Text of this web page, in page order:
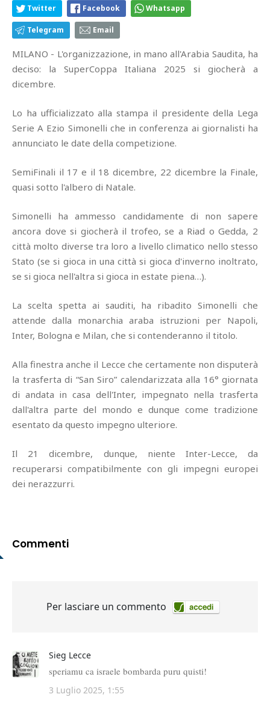
Twitter Facebook Whatsapp
Telegram Email
MILANO - L'organizzazione, in mano all'Arabia Saudita, ha
deciso: la SuperCoppa Italiana 2025 si giocherà a
dicembre.
Lo ha ufficializzato alla stampa il presidente della Lega
Serie A Ezio Simonelli che in conferenza ai giornalisti ha
annunciato le date della competizione.
SemiFinali il 17 e il 18 dicembre, 22 dicembre la Finale,
quasi sotto l'albero di Natale.
Simonelli ha ammesso candidamente di non sapere
ancora dove si giocherà il trofeo, se a Riad o Gedda, 2
città molto diverse tra loro a livello climatico nello stesso
Stato (se si gioca in una città si gioca d'inverno inoltrato,
se si gioca nell'altra si gioca in estate piena…).
La scelta spetta ai sauditi, ha ribadito Simonelli che
attende dalla monarchia araba istruzioni per Napoli,
Inter, Bologna e Milan, che si contenderanno il titolo.
Alla finestra anche il Lecce che certamente non disputerà
la trasferta di “San Siro” calendarizzata alla 16° giornata
di andata in casa dell'Inter, impegnato nella trasferta
dall'altra parte del mondo e dunque come tradizione
esentato da questo impegno ulteriore.
Il 21 dicembre, dunque, niente Inter-Lecce, da
recuperarsi compatibilmente con gli impegni europei
dei nerazzurri.
Commenti